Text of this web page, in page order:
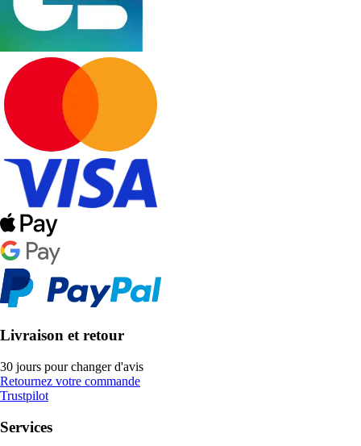
Livraison et retour
30 jours pour changer d'avis
Retournez votre commande
Trustpilot
Services